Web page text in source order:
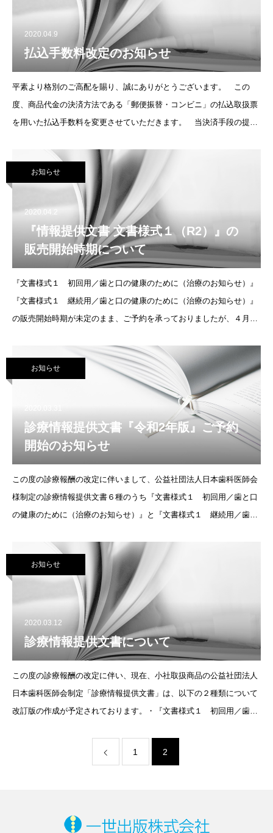
2020.04.9
払込手数料改定のお知らせ
平素より格別のご高配を賜り、誠にありがとうございます。 この
度、商品代金の決済方法である「郵便振替・コンビニ」の払込取扱票
を用いた払込手数料を変更させていただきます。 当決済手段の提供
努力により払込手数料の負
お知らせ
2020.04.2
『情報提供文書 文書様式１（R2）』の
販売開始時期について
『文書様式１ 初回用／歯と口の健康のために（治療のお知らせ）』
『文書様式１ 継続用／歯と口の健康のために（治療のお知らせ）』
の販売開始時期が未定のまま、ご予約を承っておりましたが、４月の
お、在庫切れが生じた場合には次
お知らせ
診療情報提供文書『令和2年版』ご予約
開始のお知らせ
この度の診療報酬の改定に伴いまして、公益社団法人日本歯科医師会
様制定の診療情報提供文書６種のうち『文書様式１ 初回用／歯と口
の健康のために（治療のお知らせ）』と『文書様式１ 継続用／歯と
いての様式名『歯と口の治療管理
お知らせ
2020.03.12
診療情報提供文書について
この度の診療報酬の改定に伴い、現在、小社取扱商品の公益社団法人
日本歯科医師会制定「診療情報提供文書」は、以下の２種類について
改訂版の作成が予定されております。・『文書様式１ 初回用／歯と
1 2